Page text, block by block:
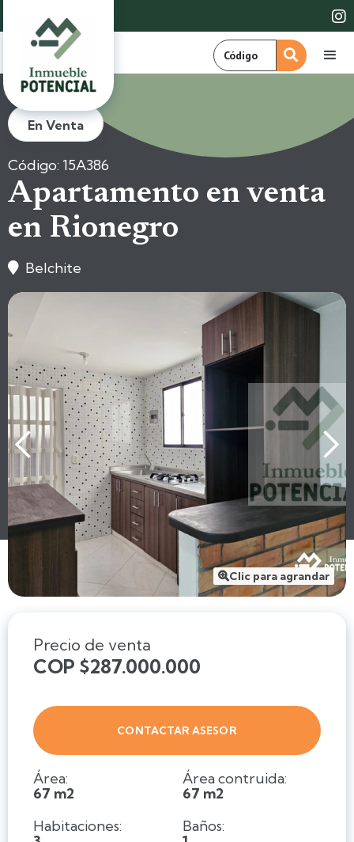

En Venta
Código: 15A386
Apartamento en venta
en Rionegro
 Belchite
Clic para agrandar
Precio de venta
COP $287.000.000
CONTACTAR ASESOR
Área:
67 m2
Área contruida:
67 m2
Habitaciones:
Baños: